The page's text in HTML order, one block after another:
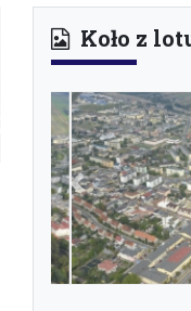
Koło z
Previous